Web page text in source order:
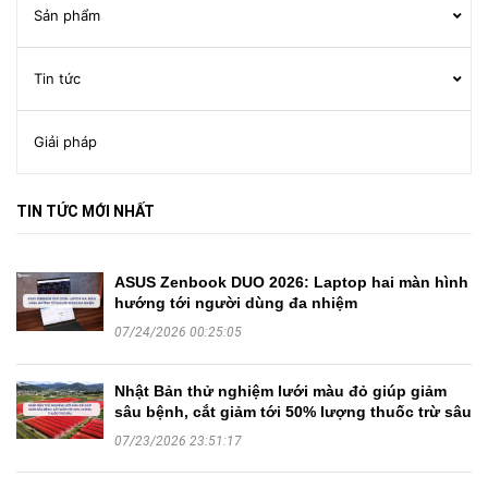
Sản phẩm
Tin tức
Giải pháp
TIN TỨC MỚI NHẤT
ASUS Zenbook DUO 2026: Laptop hai màn hình
hướng tới người dùng đa nhiệm
07/24/2026 00:25:05
Nhật Bản thử nghiệm lưới màu đỏ giúp giảm
sâu bệnh, cắt giảm tới 50% lượng thuốc trừ sâu
07/23/2026 23:51:17